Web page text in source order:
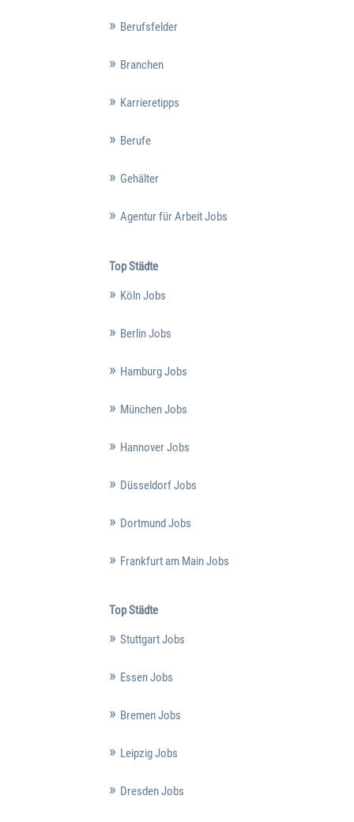
Berufsfelder
Branchen
Karrieretipps
Berufe
Gehälter
Agentur für Arbeit Jobs
Top Städte
Köln Jobs
Berlin Jobs
Hamburg Jobs
München Jobs
Hannover Jobs
Düsseldorf Jobs
Dortmund Jobs
Frankfurt am Main Jobs
Top Städte
Stuttgart Jobs
Essen Jobs
Bremen Jobs
Leipzig Jobs
Dresden Jobs